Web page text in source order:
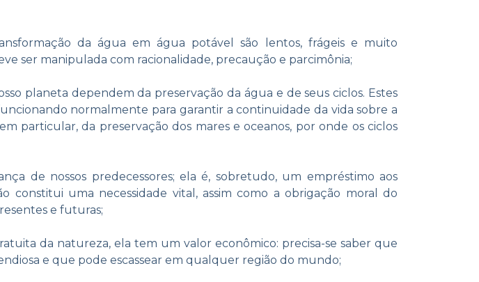
da água em água potável são lentos, frágeis e muito
ser manipulada com racionalidade, precaução e parcimônia;
planeta dependem da preservação da água e de seus ciclos. Estes
normalmente para garantir a continuidade da vida sobre a
particular, da preservação dos mares e oceanos, por onde os ciclos
de nossos predecessores; ela é, sobretudo, um empréstimo aos
constitui uma necessidade vital, assim como a obrigação moral do
e futuras;
da natureza, ela tem um valor econômico: precisa-se saber que
e que pode escassear em qualquer região do mundo;